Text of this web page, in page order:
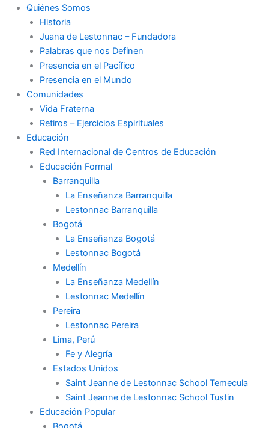
Quiénes Somos
Historia
Juana de Lestonnac – Fundadora
Palabras que nos Definen
Presencia en el Pacífico
Presencia en el Mundo
Comunidades
Vida Fraterna
Retiros – Ejercicios Espirituales
Educación
Red Internacional de Centros de Educación
Educación Formal
Barranquilla
La Enseñanza Barranquilla
Lestonnac Barranquilla
Bogotá
La Enseñanza Bogotá
Lestonnac Bogotá
Medellín
La Enseñanza Medellín
Lestonnac Medellín
Pereira
Lestonnac Pereira
Lima, Perú
Fe y Alegría
Estados Unidos
Saint Jeanne de Lestonnac School Temecula
Saint Jeanne de Lestonnac School Tustin
Educación Popular